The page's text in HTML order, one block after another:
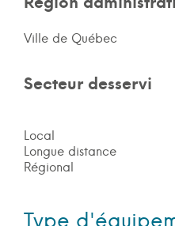
Ville de Québec
Secteur desservi
Local
Longue distance
Régional
Type